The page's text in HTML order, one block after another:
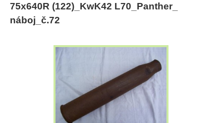
75x640R (122)_KwK42 L70_Panther_
náboj_č.72